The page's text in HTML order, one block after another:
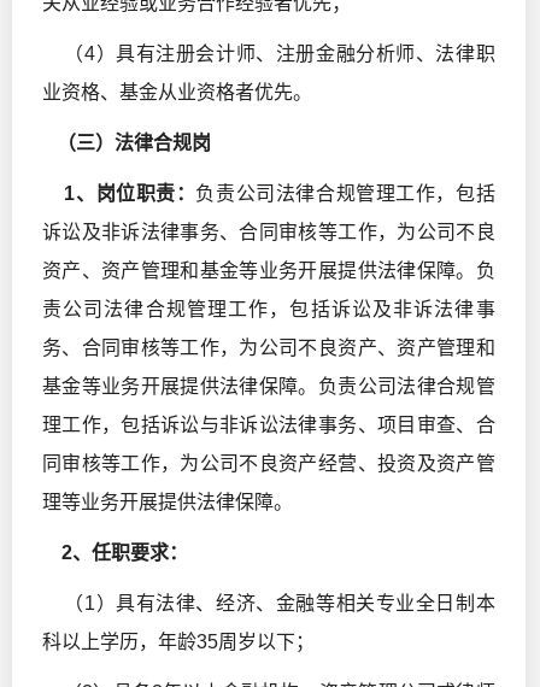
（4）具有注册会计师、注册金融分析师、法律职
业资格、基金从业资格者优先。
（三）法律合规岗
1、岗位职责： 负责公司法律合规管理工作，包括
诉讼及非诉法律事务、合同审核等工作，为公司不良
资产、资产管理和基金等业务开展提供法律保障。负
责公司法律合规管理工作，包括诉讼及非诉法律事
务、合同审核等工作，为公司不良资产、资产管理和
基金等业务开展提供法律保障。负责公司法律合规管
理工作，包括诉讼与非诉讼法律事务、项目审查、合
同审核等工作，为公司不良资产经营、投资及资产管
理等业务开展提供法律保障。
2、任职要求：
（1）具有法律、经济、金融等相关专业全日制本
科以上学历，年龄35周岁以下；